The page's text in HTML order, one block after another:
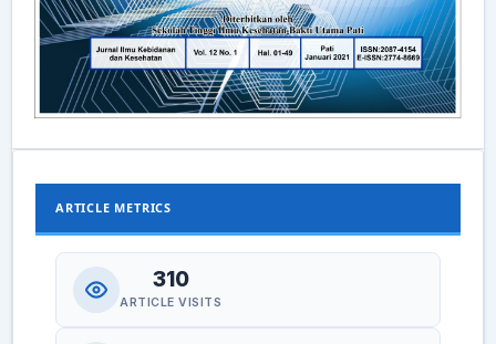
ARTICLE METRICS
310
ARTICLE VISITS